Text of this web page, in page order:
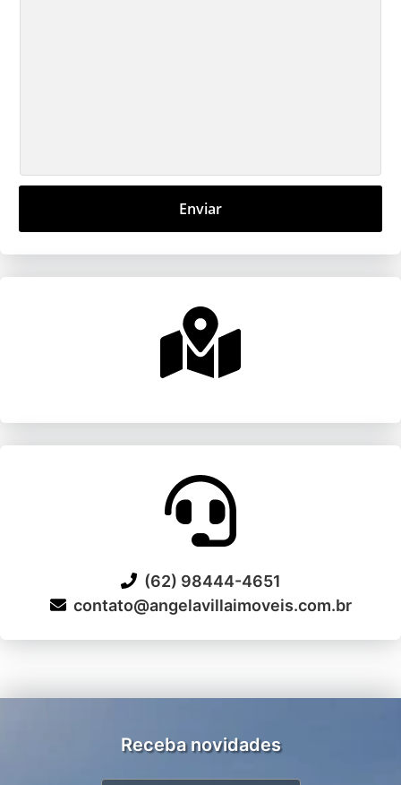
Enviar
(62) 98444-4651
contato@angelavillaimoveis.com.br
Receba novidades